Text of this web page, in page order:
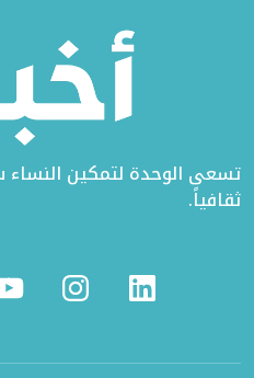
تسعى الوحدة لتمكين النساء
ثقافياً.
YoutubeInstagramLinkedin